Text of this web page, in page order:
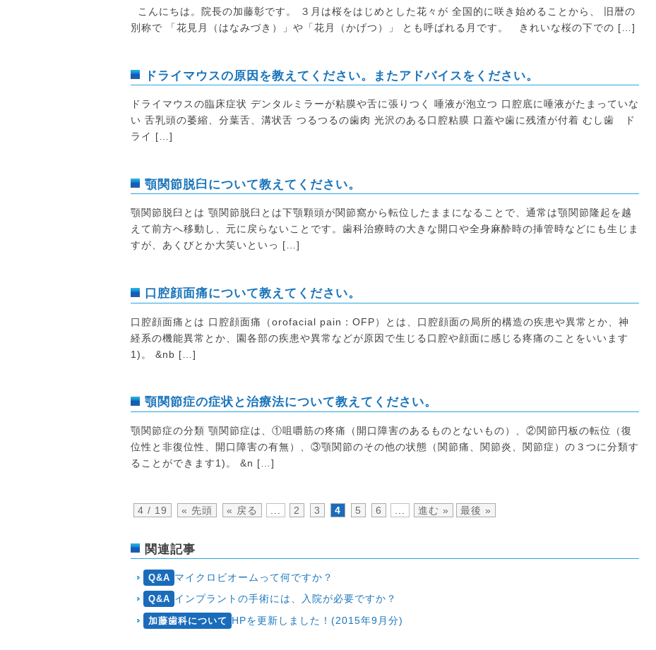
こんにちは。院長の加藤彰です。 ３月は桜をはじめとした花々が 全国的に咲き始めることから、 旧暦の
別称で 「花見月（はなみづき）」や「花月（かげつ）」 とも呼ばれる月です。 きれいな桜の下での […]
ドライマウスの原因を教えてください。またアドバイスをください。
ドライマウスの臨床症状 デンタルミラーが粘膜や舌に張りつく 唾液が泡立つ 口腔底に唾液がたまっていな
い 舌乳頭の萎縮、分葉舌、溝状舌 つるつるの歯肉 光沢のある口腔粘膜 口蓋や歯に残渣が付着 むし歯 ド
ライ […]
顎関節脱臼について教えてください。
顎関節脱臼とは 顎関節脱臼とは下顎顆頭が関節窩から転位したままになることで、通常は顎関節隆起を越
えて前方へ移動し、元に戻らないことです。歯科治療時の大きな開口や全身麻酔時の挿管時などにも生じま
すが、あくびとか大笑いといっ […]
口腔顔面痛について教えてください。
口腔顔面痛とは 口腔顔面痛（orofacial pain：OFP）とは、口腔顔面の局所的構造の疾患や異常とか、神
経系の機能異常とか、園各部の疾患や異常などが原因で生じる口腔や顔面に感じる疼痛のことをいいます
1)。 &nb […]
顎関節症の症状と治療法について教えてください。
顎関節症の分類 顎関節症は、①咀嚼筋の疼痛（開口障害のあるものとないもの）、②関節円板の転位（復
位性と非復位性、開口障害の有無）、③顎関節のその他の状態（関節痛、関節炎、関節症）の３つに分類す
ることができます1)。 &n […]
4 / 19 « 先頭 « 戻る 2 3 4 5 6 進む » 最後 »
関連記事
Q&A マイクロビオームって何ですか？
Q&A インプラントの手術には、入院が必要ですか？
加藤歯科について HPを更新しました！(2015年9月分)